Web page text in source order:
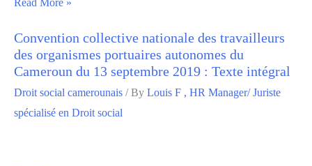
Read More »
Convention collective nationale des travailleurs
des organismes portuaires autonomes du
Cameroun du 13 septembre 2019 : Texte intégral
Droit social camerounais / By Louis F , HR Manager/ Juriste
spécialisé en Droit social